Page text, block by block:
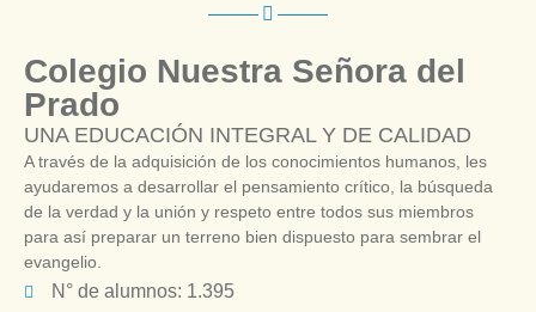
Colegio Nuestra Señora del
Prado
UNA EDUCACIÓN INTEGRAL Y DE CALIDAD
A través de la adquisición de los conocimientos humanos, les
ayudaremos a desarrollar el pensamiento crítico, la búsqueda
de la verdad y la unión y respeto entre todos sus miembros
para así preparar un terreno bien dispuesto para sembrar el
evangelio.
N° de alumnos: 1.395